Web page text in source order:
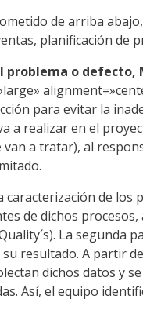
de arriba
planificación de
problema o defecto,
para evitar la
a realizar en el
a tratar), al
de los
de dichos
La
resultado. A partir
dichos datos y
Así, el equipo